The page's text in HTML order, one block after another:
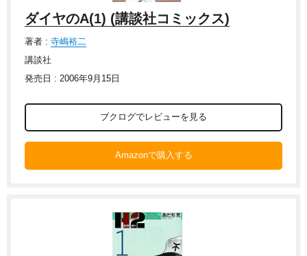
ダイヤのA(1) (講談社コミックス)
著者 : 寺嶋裕二
講談社
発売日 : 2006年9月15日
ブクログでレビューを見る
Amazonで購入する